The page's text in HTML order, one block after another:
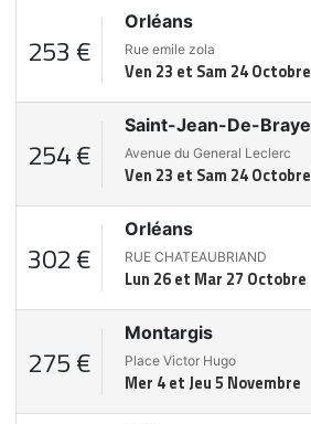
253 €
Orléans
Rue emile zola
Ven 23 et Sam 24 Octobre
254 €
Saint-Jean-De-Braye
Avenue du General Leclerc
Ven 23 et Sam 24 Octobre
302 €
Orléans
RUE CHATEAUBRIAND
Lun 26 et Mar 27 Octobre
275 €
Montargis
Place Victor Hugo
Mer 4 et Jeu 5 Novembre